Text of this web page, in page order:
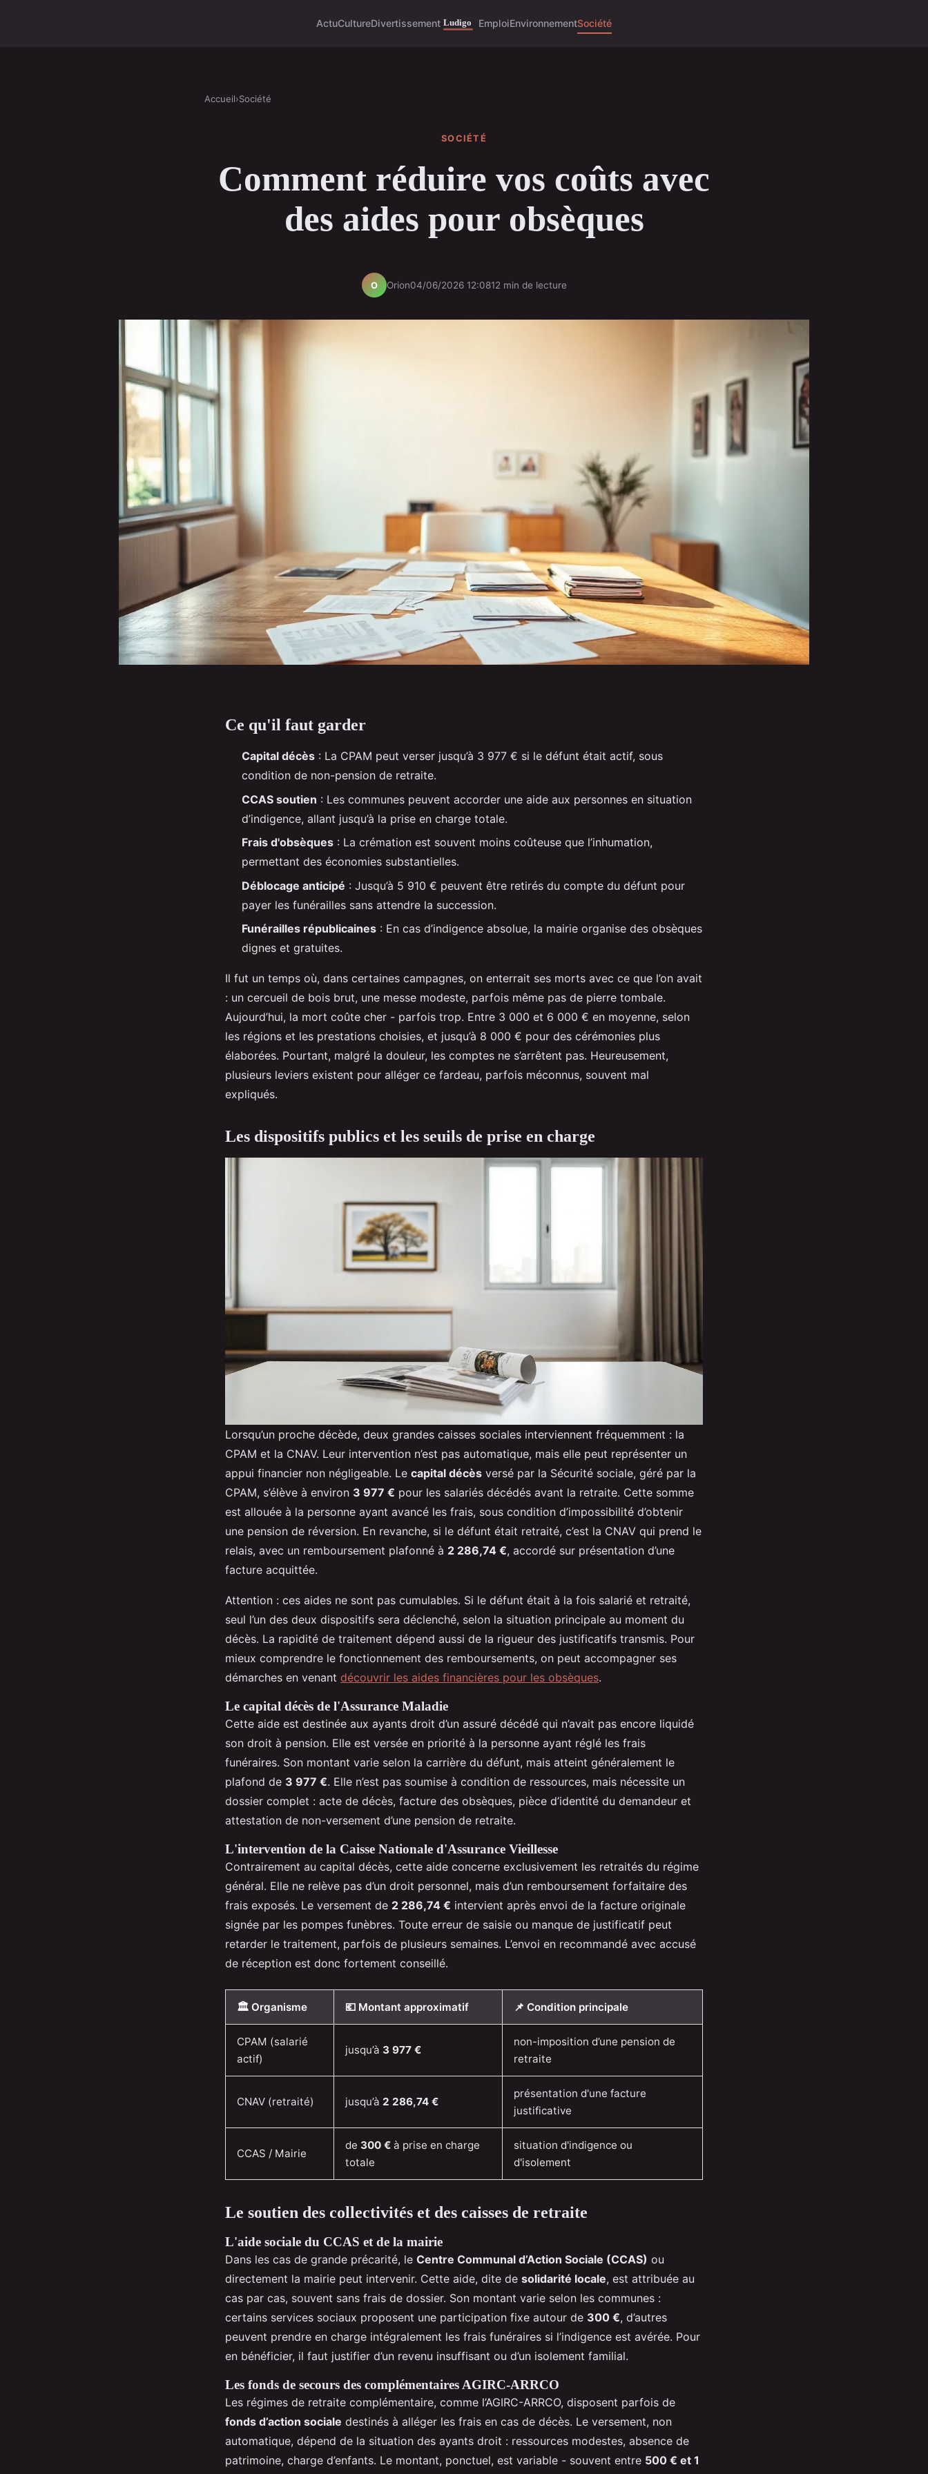
ActuCultureDivertissement EmploiEnvironnementSociété
Accueil›Société
SOCIÉTÉ
Comment réduire vos coûts avec
des aides pour obsèques
O Orion04/06/2026 12:0812 min de lecture
Ce qu'il faut garder
Capital décès : La CPAM peut verser jusqu’à 3 977 € si le défunt était actif, sous
condition de non-pension de retraite.
CCAS soutien : Les communes peuvent accorder une aide aux personnes en situation
d’indigence, allant jusqu’à la prise en charge totale.
Frais d'obsèques : La crémation est souvent moins coûteuse que l’inhumation,
permettant des économies substantielles.
Déblocage anticipé : Jusqu’à 5 910 € peuvent être retirés du compte du défunt pour
payer les funérailles sans attendre la succession.
Funérailles républicaines : En cas d’indigence absolue, la mairie organise des obsèques
dignes et gratuites.
Il fut un temps où, dans certaines campagnes, on enterrait ses morts avec ce que l’on avait
: un cercueil de bois brut, une messe modeste, parfois même pas de pierre tombale.
Aujourd’hui, la mort coûte cher - parfois trop. Entre 3 000 et 6 000 € en moyenne, selon
les régions et les prestations choisies, et jusqu’à 8 000 € pour des cérémonies plus
élaborées. Pourtant, malgré la douleur, les comptes ne s’arrêtent pas. Heureusement,
plusieurs leviers existent pour alléger ce fardeau, parfois méconnus, souvent mal
expliqués.
Les dispositifs publics et les seuils de prise en charge
Lorsqu’un proche décède, deux grandes caisses sociales interviennent fréquemment : la
CPAM et la CNAV. Leur intervention n’est pas automatique, mais elle peut représenter un
appui financier non négligeable. Le capital décès versé par la Sécurité sociale, géré par la
CPAM, s’élève à environ 3 977 € pour les salariés décédés avant la retraite. Cette somme
est allouée à la personne ayant avancé les frais, sous condition d’impossibilité d’obtenir
une pension de réversion. En revanche, si le défunt était retraité, c’est la CNAV qui prend le
relais, avec un remboursement plafonné à 2 286,74 €, accordé sur présentation d’une
facture acquittée.
Attention : ces aides ne sont pas cumulables. Si le défunt était à la fois salarié et retraité,
seul l’un des deux dispositifs sera déclenché, selon la situation principale au moment du
décès. La rapidité de traitement dépend aussi de la rigueur des justificatifs transmis. Pour
mieux comprendre le fonctionnement des remboursements, on peut accompagner ses
démarches en venant découvrir les aides financières pour les obsèques.
Le capital décès de l'Assurance Maladie
Cette aide est destinée aux ayants droit d’un assuré décédé qui n’avait pas encore liquidé
son droit à pension. Elle est versée en priorité à la personne ayant réglé les frais
funéraires. Son montant varie selon la carrière du défunt, mais atteint généralement le
plafond de 3 977 €. Elle n’est pas soumise à condition de ressources, mais nécessite un
dossier complet : acte de décès, facture des obsèques, pièce d’identité du demandeur et
attestation de non-versement d’une pension de retraite.
L'intervention de la Caisse Nationale d'Assurance Vieillesse
Contrairement au capital décès, cette aide concerne exclusivement les retraités du régime
général. Elle ne relève pas d’un droit personnel, mais d’un remboursement forfaitaire des
frais exposés. Le versement de 2 286,74 € intervient après envoi de la facture originale
signée par les pompes funèbres. Toute erreur de saisie ou manque de justificatif peut
retarder le traitement, parfois de plusieurs semaines. L’envoi en recommandé avec accusé
de réception est donc fortement conseillé.
🏛️ Organisme 💶 Montant approximatif 📌 Condition principale
CPAM (salarié
actif)
jusqu’à 3 977 €
non-imposition d’une pension de
retraite
CNAV (retraité) jusqu’à 2 286,74 €
présentation d'une facture
justificative
CCAS / Mairie
de 300 € à prise en charge
totale
situation d'indigence ou
d'isolement
Le soutien des collectivités et des caisses de retraite
L'aide sociale du CCAS et de la mairie
Dans les cas de grande précarité, le Centre Communal d’Action Sociale (CCAS) ou
directement la mairie peut intervenir. Cette aide, dite de solidarité locale, est attribuée au
cas par cas, souvent sans frais de dossier. Son montant varie selon les communes :
certains services sociaux proposent une participation fixe autour de 300 €, d’autres
peuvent prendre en charge intégralement les frais funéraires si l’indigence est avérée. Pour
en bénéficier, il faut justifier d’un revenu insuffisant ou d’un isolement familial.
Les fonds de secours des complémentaires AGIRC-ARRCO
Les régimes de retraite complémentaire, comme l’AGIRC-ARRCO, disposent parfois de
fonds d’action sociale destinés à alléger les frais en cas de décès. Le versement, non
automatique, dépend de la situation des ayants droit : ressources modestes, absence de
patrimoine, charge d’enfants. Le montant, ponctuel, est variable - souvent entre 500 € et 1